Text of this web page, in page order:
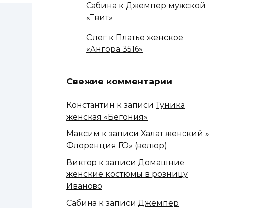
Сабина к Джемпер мужской
«Твит»
Олег к Платье женское
«Ангора 3516»
Свежие комментарии
Константин к записиТуника
женская «Бегония»
Максим к записи Халат женский »
Флоренция ГО» (велюр)
Виктор к записи Домашние
женские костюмы в розницу
Иваново
Сабина к записи Джемпер